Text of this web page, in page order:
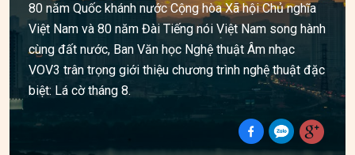
80 năm Quốc khánh nước Cộng hòa Xã hội Chủ nghĩa
Việt Nam và 80 năm Đài Tiếng nói Việt Nam song hành
cùng đất nước, Ban Văn học Nghệ thuật Âm nhạc
VOV3 trân trọng giới thiệu chương trình nghệ thuật đặc
biệt: Lá cờ tháng 8.